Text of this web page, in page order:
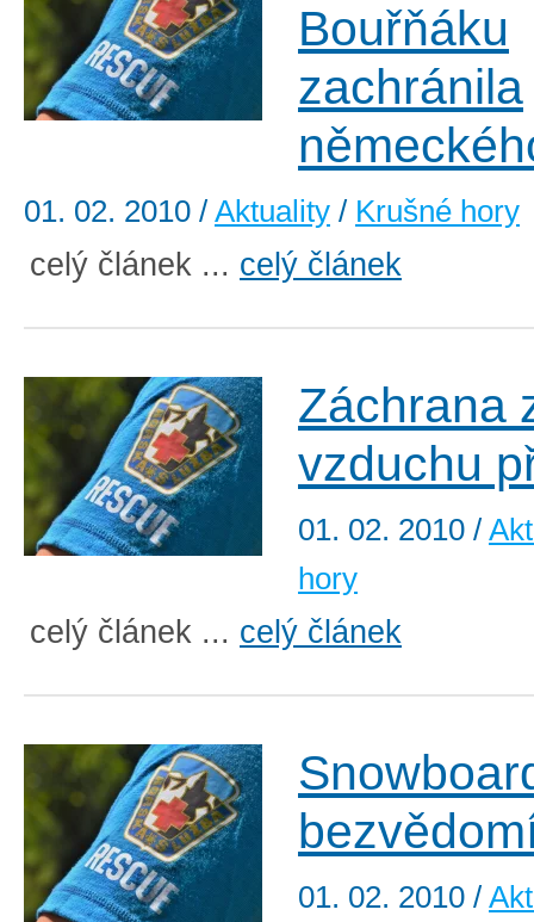
Bouřňáku
zachránila
01. 02. 2010 / Aktuality / Krušné hory
celý článek ... celý článek
Záchrana
vzduchu
01. 02. 2010 /
hory
celý článek ... celý článek
01. 02. 2010 /